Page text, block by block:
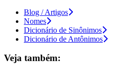
Blog / Artigos
Nomes
Dicionário de Sinônimos
Dicionário de Antônimos
Veja também: